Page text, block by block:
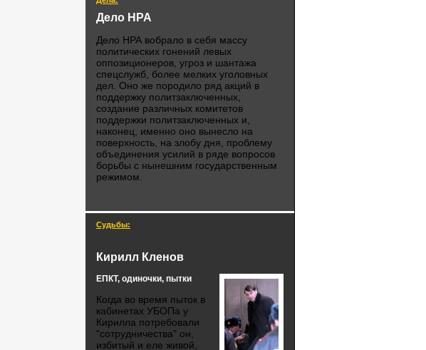
Дело НРА
Дело НРА вобрало в себя массу
политических гонений левых
оппозиционеров, угроз и шантажа
спецслужб, более мелких уголовных
дел. Оно же породило ряд акций в
поддержку политзаключенных,
создание различных комитетов
поддержки политзаключенных и,
наконец, именно оно вынесло на
поверхность, на злобу дня, проблему
объединения усилий в ряде вопросов
борьбы с нынешним государственным
режимом.
Судьбы:
Кирилл Кленов
ЕПКТ, одиночки, пытки
Когда во время пыток в
кабинетах УБОПа у
Кирилла потребовали
"сотрудничества" он,
избитый и еле живой,